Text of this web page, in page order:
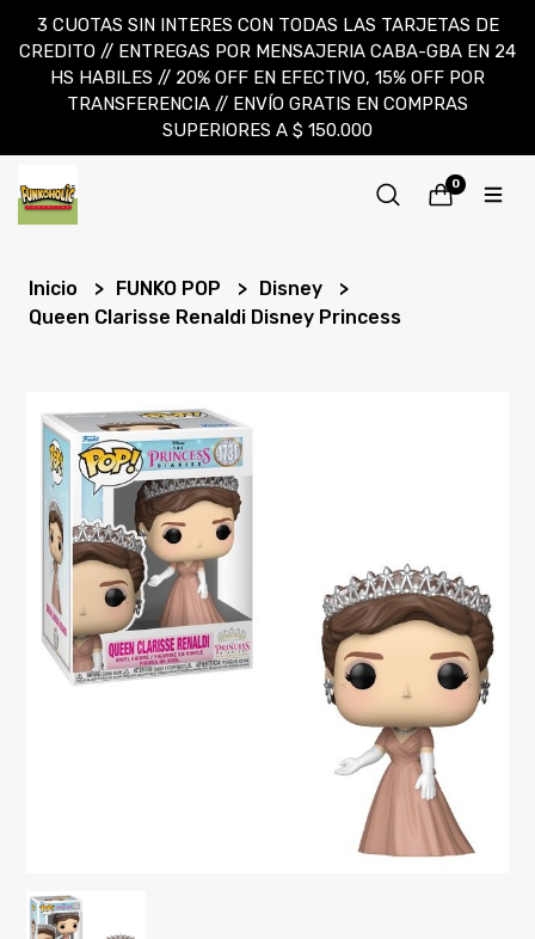
3 CUOTAS SIN INTERES CON TODAS LAS TARJETAS DE
CREDITO // ENTREGAS POR MENSAJERIA CABA-GBA EN 24
HS HABILES // 20% OFF EN EFECTIVO, 15% OFF POR
TRANSFERENCIA // ENVÍO GRATIS EN COMPRAS
SUPERIORES A $ 150.000
0
Inicio FUNKO POP
Disney
Queen Clarisse Renaldi Disney Princess